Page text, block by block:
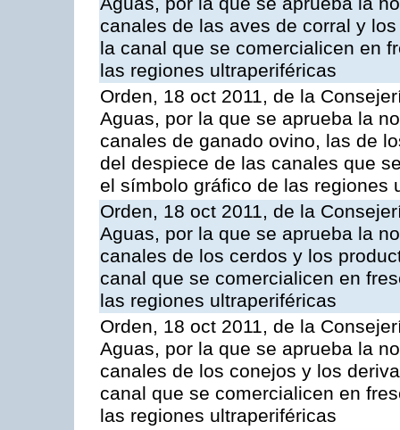
canales de las aves de corral y
la canal que se comercialicen en
las regiones ultraperiféricas
Orden, 18 oct 2011, de la
Aguas, por la que se aprueba la
canales de ganado ovino, las de
del despiece de las canales que
el símbolo gráfico de las regiones
Orden, 18 oct 2011, de la
Aguas, por la que se aprueba la
canales de los cerdos y los
canal que se comercialicen en
las regiones ultraperiféricas
Orden, 18 oct 2011, de la
Aguas, por la que se aprueba la
canales de los conejos y los
canal que se comercialicen en
las regiones ultraperiféricas